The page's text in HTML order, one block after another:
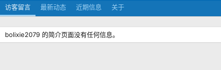
访客留言 最新动态 近期信息 关于
bolixie2079 的简介页面没有任何信息。